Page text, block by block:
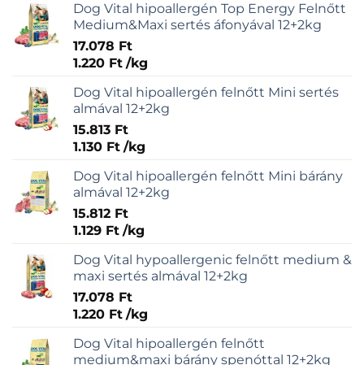
Dog Vital hipoallergén Top Energy Felnőtt
Medium&Maxi sertés áfonyával 12+2kg
17.078 Ft
1.220 Ft /kg
Dog Vital hipoallergén felnőtt Mini sertés
almával 12+2kg
15.813 Ft
1.130 Ft /kg
Dog Vital hipoallergén felnőtt Mini bárány
almával 12+2kg
15.812 Ft
1.129 Ft /kg
Dog Vital hypoallergenic felnőtt medium &
maxi sertés almával 12+2kg
17.078 Ft
1.220 Ft /kg
Dog Vital hipoallergén felnőtt
medium&maxi bárány spenóttal 12+2kg